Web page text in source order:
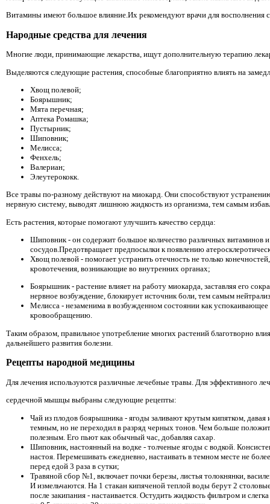
Витамины имеют большое влияние.Их рекомендуют врачи для восполнения
Народные средства для лечения
Многие люди, принимающие лекарства, ищут дополнительную терапию
Выделяются следующие растения, способные благоприятно влиять на
Хвощ полевой;
Боярышник;
Мята перечная;
Аптека Ромашка;
Пустырник;
Шиповник;
Мелисса;
Фенхель;
Валериан;
Элеутерококк.
Все травы по-разному действуют на миокард. Они способствуют
нервную систему, выводят лишнюю жидкость из организма, тем самым
Есть растения, которые помогают улучшить качество сердца:
Шиповник - он содержит большое количество различных витаминов
сосудов.Предотвращает предпосылки к появлению
Хвощ полевой - помогает устранить отечность не только
кровотечения, возникающие во внутренних органах;
Боярышник - растение влияет на работу миокарда, заставляя его
нервное возбуждение, блокирует источник боли, тем самым
Мелисса - незаменима в возбужденном состоянии как
кровообращению.
Таким образом, правильное употребление многих растений благотворно
дальнейшего развития болезни.
Рецепты народной медицины
Для лечения используются различные лечебные травы. Для эффективного
сердечной мышцы выбраны следующие рецепты:
Чай из плодов боярышника - ягоды заливают крутым кипятком,
темным, но не переходил в разряд черных тонов. Чем больше
полезным. Его пьют как обычный час, добавляя сахар.
Шиповник, настоянный на водке - толченые ягоды с водкой.
настоя. Перемешивать ежедневно, настаивать в темном месте не
перед едой 3 раза в сутки;
Травяной сбор №1, включает почки березы, листья толокнянки,
И измельчаются. На 1 стакан кипяченой теплой воды берут 2
после закипания - настаивается. Остудить жидкость фильтром и